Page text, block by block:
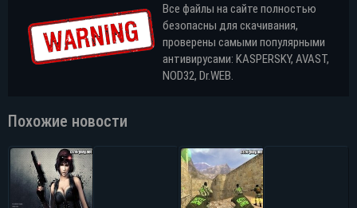
Все файлы на сайте полностью
безопасны для скачивания,
проверены самыми популярными
антивирусами: KASPERSKY, AVAST,
NOD32, Dr.WEB.
Похожие новости